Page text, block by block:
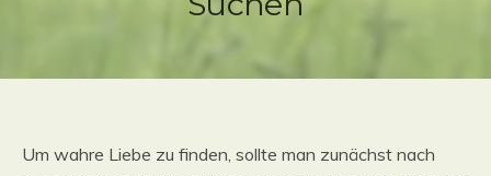
Um wahre Liebe zu finden, sollte man zunächst nach